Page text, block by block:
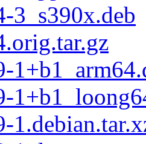
3_s390x.deb